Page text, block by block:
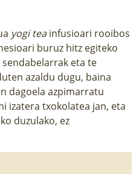
yogi teainfusioari rooibos
buruz hitz egiteko
eta te
azaldu dugu, baina
dagoela azpimarratu
izatera txokolatea jan, eta
duzulako, ez